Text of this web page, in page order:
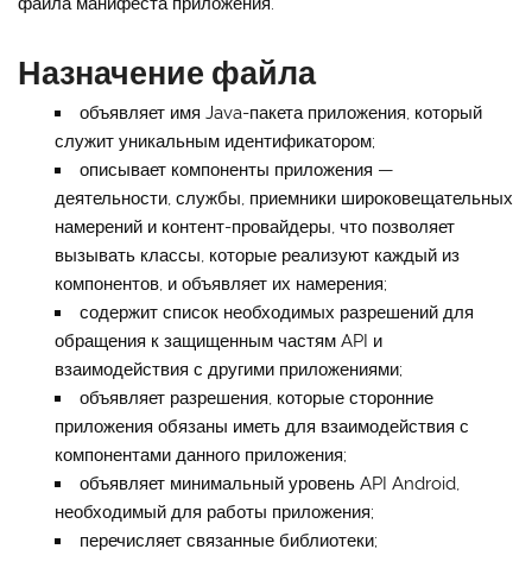
Назначение файла
объявляет имя Java-пакета приложения, который
служит уникальным идентификатором;
описывает компоненты приложения —
деятельности, службы, приемники широковещательных
намерений и контент-провайдеры, что позволяет
вызывать классы, которые реализуют каждый из
компонентов, и объявляет их намерения;
содержит список необходимых разрешений для
обращения к защищенным частям API и
взаимодействия с другими приложениями;
объявляет разрешения, которые сторонние
приложения обязаны иметь для взаимодействия с
компонентами данного приложения;
объявляет минимальный уровень API Android,
необходимый для работы приложения;
перечисляет связанные библиотеки;